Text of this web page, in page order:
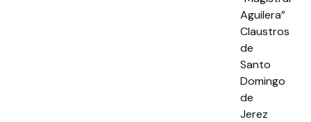
Aguilera”
Claustros
de
Santo
Domingo
de
Jerez